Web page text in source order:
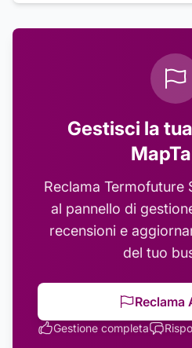
Gestisci la
Reclama Termofuture
al pannello di
recensioni e
del tuo
Reclama
Gestione completa